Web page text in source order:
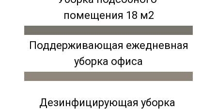
помещения 18 м2
Поддерживающая ежедневная
уборка офиса
Дезинфицирующая уборка